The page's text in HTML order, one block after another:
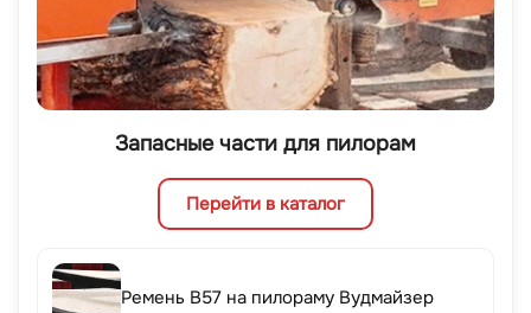
Запасные части для пилорам
Перейти в каталог
Ремень B57 на пилораму Вудмайзер